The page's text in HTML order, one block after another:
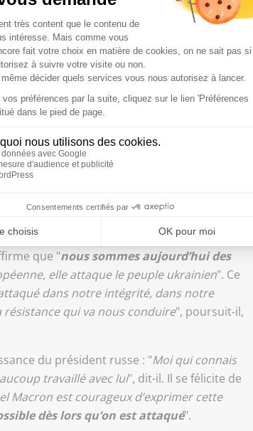
fait partie du droit international
". Mais il
civiles". "Les souffrances
que du terrorisme à venir" alerte-t-il. Il juge
qui est celle d’Israël". Et insiste sur la
organisée, tant qu’il n’y aura pas une
qui créera de la violence
droit de se défendre, mais ça n’oblige pas à
@jpraffarinpic.twitter.com/4OmCwFyGj6
à la Russie"
que "nous sommes aujourd’hui des
elle attaque le peuple ukrainien". Ce
dans notre intégrité, dans notre
qui va nous conduire", poursuit-il,
du président russe : "Moi qui connais
travaillé avec lui", dit-il. Il se félicite de
Macron est courageux d’exprimer cette
dès lors qu’on est attaqué".